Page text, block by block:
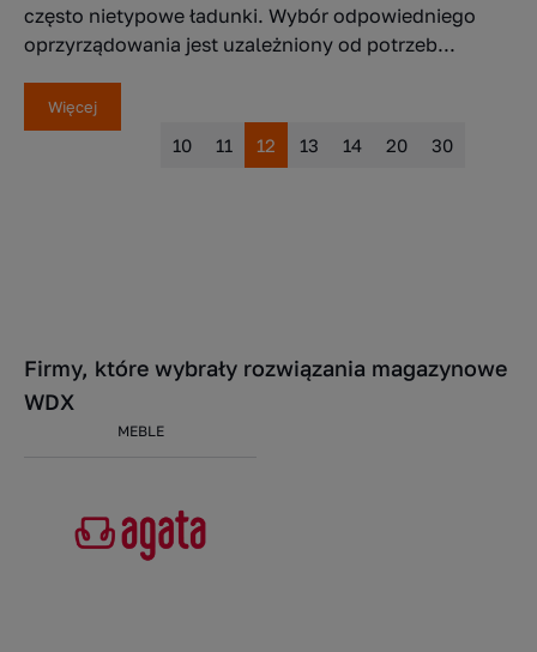
często nietypowe ładunki. Wybór odpowiedniego
oprzyrządowania jest uzależniony od potrzeb...
Więcej
10 11 12 13 14 20 30
Firmy, które wybrały rozwiązania magazynowe
WDX
MEBLE